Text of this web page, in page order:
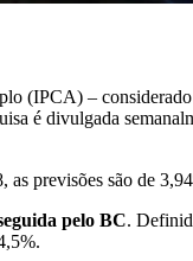
(IPCA) –
é divulgada
previsões são de
pelo BC.